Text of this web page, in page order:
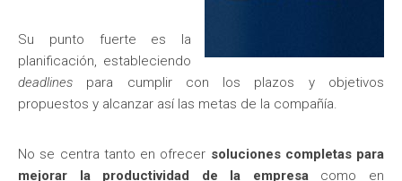
Su punto fuerte es la
planificación, estableciendo
deadlines para cumplir con los plazos y objetivos
propuestos y alcanzar así las metas de la compañía.
No se centra tanto en ofrecer soluciones completas para
mejorar la productividad de la empresacomo en